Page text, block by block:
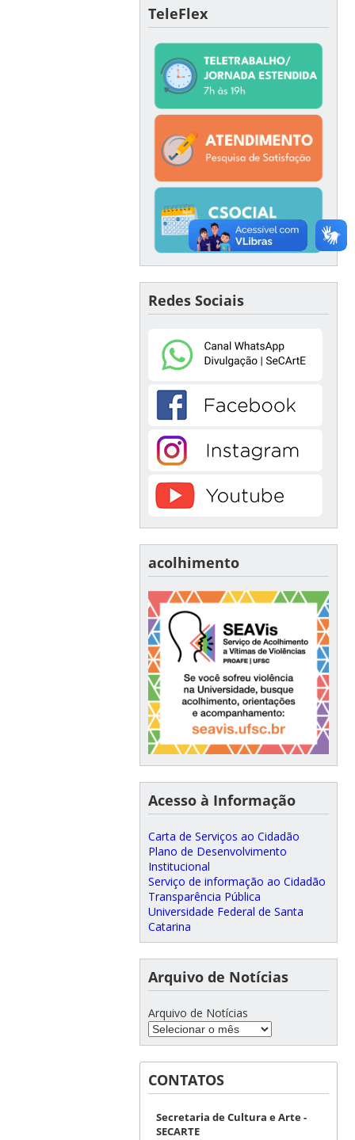
TeleFlex
Redes Sociais
acolhimento
Acesso à Informação
Carta de Serviços ao Cidadão
Plano de Desenvolvimento
Institucional
Serviço de informação ao Cidadão
Transparência Pública
Universidade Federal de Santa
Catarina
Arquivo de Notícias
Arquivo de Notícias
CONTATOS
Secretaria de Cultura e Arte -
SECARTE